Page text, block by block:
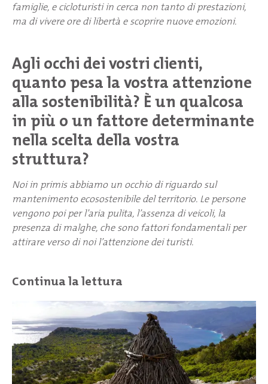
famiglie, e cicloturisti in cerca non tanto di prestazioni,
ma di vivere ore di libertà e scoprire nuove emozioni.
Agli occhi dei vostri clienti,
quanto pesa la vostra attenzione
alla sostenibilità? È un qualcosa
in più o un fattore determinante
nella scelta della vostra
struttura?
Noi in primis abbiamo un occhio di riguardo sul
mantenimento ecosostenibile del territorio. Le persone
vengono poi per l’aria pulita, l’assenza di veicoli, la
presenza di malghe, che sono fattori fondamentali per
attirare verso di noi l’attenzione dei turisti.
Continua la lettura